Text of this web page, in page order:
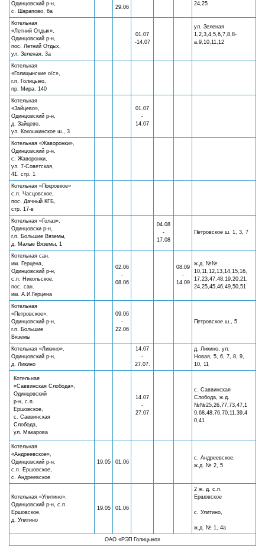
Одинцовский р-н,
с. Шарапово, 6а
29.06
24,25
Котельная
«Летний Отдых»,
Одинцовский р-н,
пос. Летний Отдых,
ул. Зеленая, 3а
01.07
-14.07
ул. Зеленая
1,2,3,4,5,6,7,8,8-
а,9,10,11,12
Котельная
«Голицынские о/с»,
г.п. Голицыно,
пр. Мира, 140
Котельная
«Зайцево»,
Одинцовский р-н,
д. Зайцево,
ул. Кокошкинское ш., 3
01.07
-
14.07
Котельная «Жаворонки»,
Одинцовский р-н,
с. Жаворонки,
ул. 7-Советская,
41, стр. 1
Котельная «Покровкое»
с.п. Часцовское,
пос. Дачный КГБ,
стр. 17-в
Котельная «Голаз»,
Одинцовски р-н,
г.п. Большие Вяземы,
д. Малые Вяземы, 1
04.08
-
17.08
Петровское ш. 1, 3, 7
Котельная сан.
им. Герцена,
Одинцовский р-н,
с.п. Никольское,
пос. сан.
им. А.И.Герцена
02.06
-
08.06
08.09
-
14.09
ж.д. №№
10,11,12,13,14,15,16,
17,23,47,48,19,20,21,
24,25,45,46,49,50,51
Котельная
«Петровское»,
Одинцовский р-н,
г.п. Большие
Вяземы
09.06
-
22.06
Петровское ш., 5
Котельная «Ликино»,
Одинцовский р-н,
д. Ликино
14.07
-
27.07.
д. Ликино, ул.
Новая, 5, 6, 7, 8, 9,
10, 11
Котельная
«Саввинская Слобода»,
Одинцовский
р-н, с.п.
Ершовское,
с. Саввинская
Слобода,
ул. Макарова
14.07
-
27.07
с. Саввинская
Слобода, ж.д.
№№25,26,77,73,47,1
9,68,48,76,70,11,39,4
0,41
Котельная
«Андреевское»,
Одинцовский р-н,
с.п. Ершовское,
с. Андреевское
19.05 01.06
с. Андреевское,
ж.д. № 2, 5
Котельная «Улитино»,
Одинцовский р-н, с.п.
Ершовское,
д. Улитино
19.05 01.06
2 ж. д. с.п.
Ершовское
с. Улитино,
ж.д. № 1, 4а
ОАО «РЭП Голицыно»